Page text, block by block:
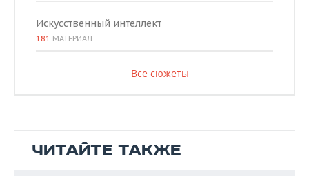
Искусственный интеллект
181 МАТЕРИАЛ
Все сюжеты
ЧИТАЙТЕ ТАКЖЕ